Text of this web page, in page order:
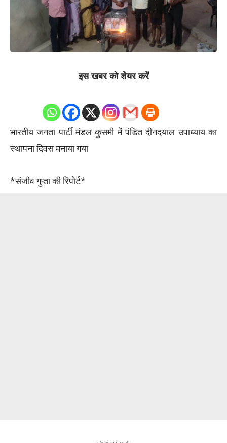
इस खबर को शेयर करें
भारतीय जनता पार्टी मंडल कुसमी में पंडित दीनदयाल उपाध्याय का
स्थापना दिवस मनाया गया
*संजीव गुप्ता की रिपोर्ट*